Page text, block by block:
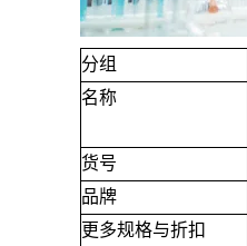
分组
名称
货号
品牌
更多规格与折扣